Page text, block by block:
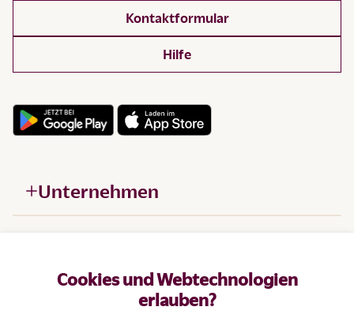
Cookies und Webtechnologien
erlauben?
Kontaktformular
Hilfe
Unternehmen
Produkte